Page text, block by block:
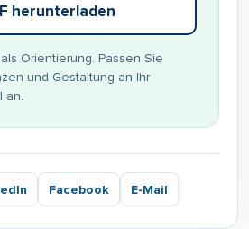
herunterladen
Orientierung. Passen Sie
und Gestaltung an Ihr
an.
Facebook E-Mail